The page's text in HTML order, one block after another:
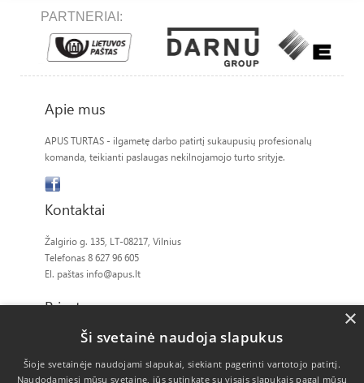
PARTNERIAI:
Apie mus
APUS TURTAS - ilgametę darbo patirtį sukaupusių profesionalų
komanda, teikianti paslaugas nekilnojamojo turto srityje.
Kontaktai
Žalgirio g. 135, LT-08217, Vilnius
Telefonas 8 627 96 605
El. paštas info@apus.lt
Privatumas
Slapukų politikaŠi svetainė naudoja slapukus
Šioje svetainėje naudojami slapukai, siekiant pagerinti vartotojo patirtį.
Naudodamiesi mūsų svetaine, jūs sutinkate su visais slapukais pagal mūsų
×